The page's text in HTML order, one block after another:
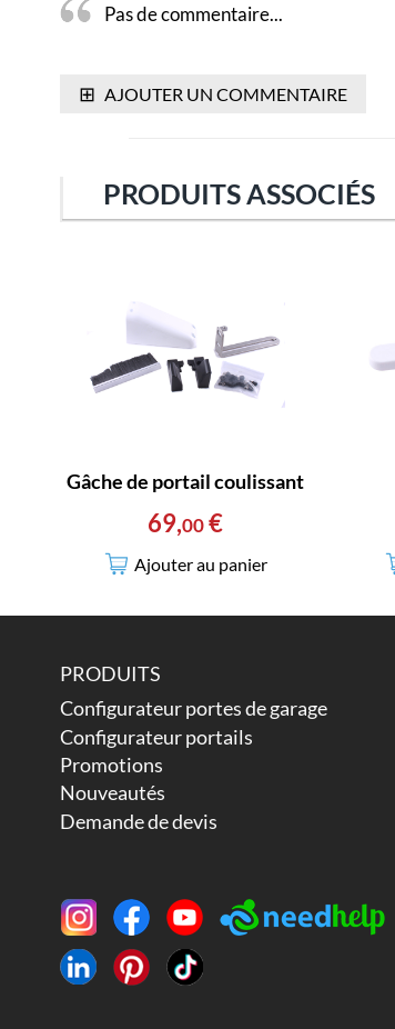
Pas de commentaire...
⊞ AJOUTER UN COMMENTAIRE
PRODUITS ASSOCIÉS
Gâche de portail coulissant
69,00 €
Ajouter au panier
PRODUITS
Configurateur portes de garage
Configurateur portails
Promotions
Nouveautés
Demande de devis